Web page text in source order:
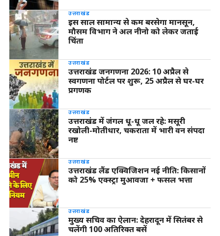
उत्तराखंड
इस साल सामान्य से कम बरसेगा मानसून,
मौसम विभाग ने अल नीनो को लेकर जताई
चिंता
उत्तराखंड
उत्तराखंड जनगणना 2026: 10 अप्रैल से
स्वगणना पोर्टल पर शुरू, 25 अप्रैल से घर-घर
प्रगणक
उत्तराखंड
उत्तराखंड में जंगल धू-धू जल रहे: मसूरी
रखोली-मोतीधार, चकराता में भारी वन संपदा
नष्ट
उत्तराखंड
उत्तराखंड लैंड एक्विजिशन नई नीति: किसानों
को 25% एक्स्ट्रा मुआवजा + फसल भत्ता
उत्तराखंड
मुख्य सचिव का ऐलान: देहरादून में सितंबर से
चलेंगी 100 अतिरिक्त बसें